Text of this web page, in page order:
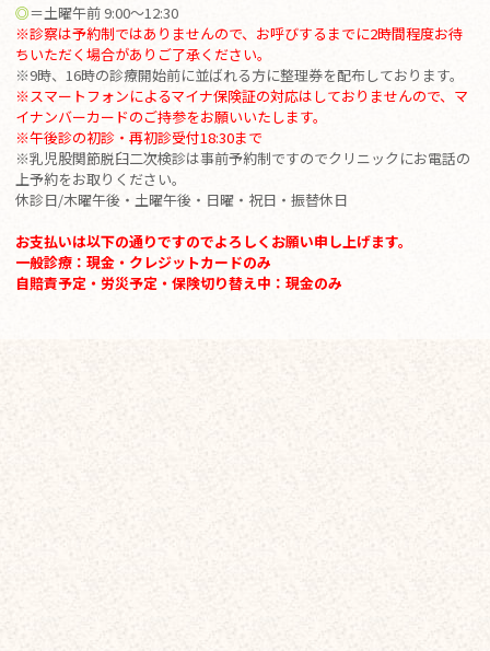
◎＝土曜午前 9:00～12:30
※診察は予約制ではありませんので、お呼びするまでに2時間程度お待
ちいただく場合がありご了承ください。
※9時、16時の診療開始前に並ばれる方に整理券を配布しております。
※スマートフォンによるマイナ保険証の対応はしておりませんので、マ
イナンバーカードのご持参をお願いいたします。
※午後診の初診・再初診受付18:30まで
※乳児股関節脱臼二次検診は事前予約制ですのでクリニックにお電話の
上予約をお取りください。
休診日/木曜午後・土曜午後・日曜・祝日・振替休日
お支払いは以下の通りですのでよろしくお願い申し上げます。
一般診療：現金・クレジットカードのみ
自賠責予定・労災予定・保険切り替え中：現金のみ